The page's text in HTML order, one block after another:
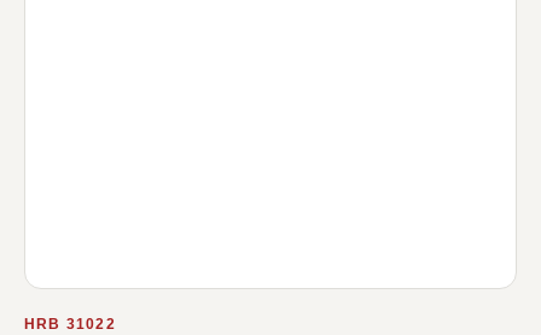
HRB 31022